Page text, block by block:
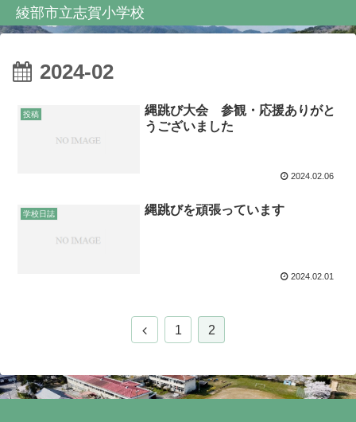
綾部市立志賀小学校
2024-02
投稿
縄跳び大会 参観・応援ありがと
うございました
2024.02.06
学校日誌 縄跳びを頑張っています
2024.02.01
1 2